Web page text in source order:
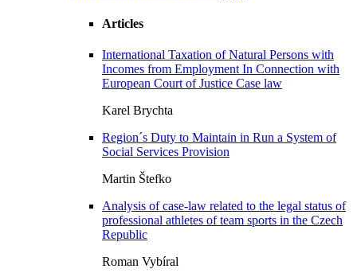
Articles
International Taxation of Natural Persons with
Incomes from Employment In Connection with
European Court of Justice Case law
Karel Brychta
Region´s Duty to Maintain in Run a System of
Social Services Provision
Martin Štefko
Analysis of case-law related to the legal status of
professional athletes of team sports in the Czech
Republic
Roman Vybíral